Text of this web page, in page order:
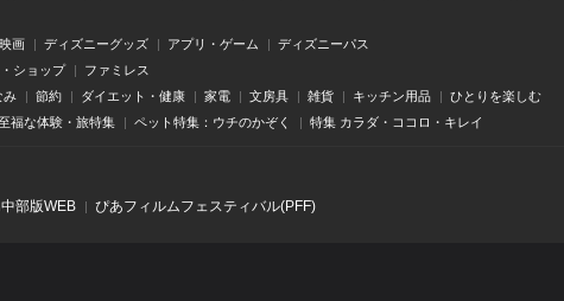
画 ディズニーグッズ アプリ・ゲーム ディズニーパス
ショップ ファミレス
み 節約 ダイエット・健康 家電 文房具 雑貨 キッチン用品 ひとりを楽しむ
福な体験・旅特集 ペット特集：ウチのかぞく 特集 カラダ・ココロ・キレイ
部版WEB ぴあフィルムフェスティバル(PFF)